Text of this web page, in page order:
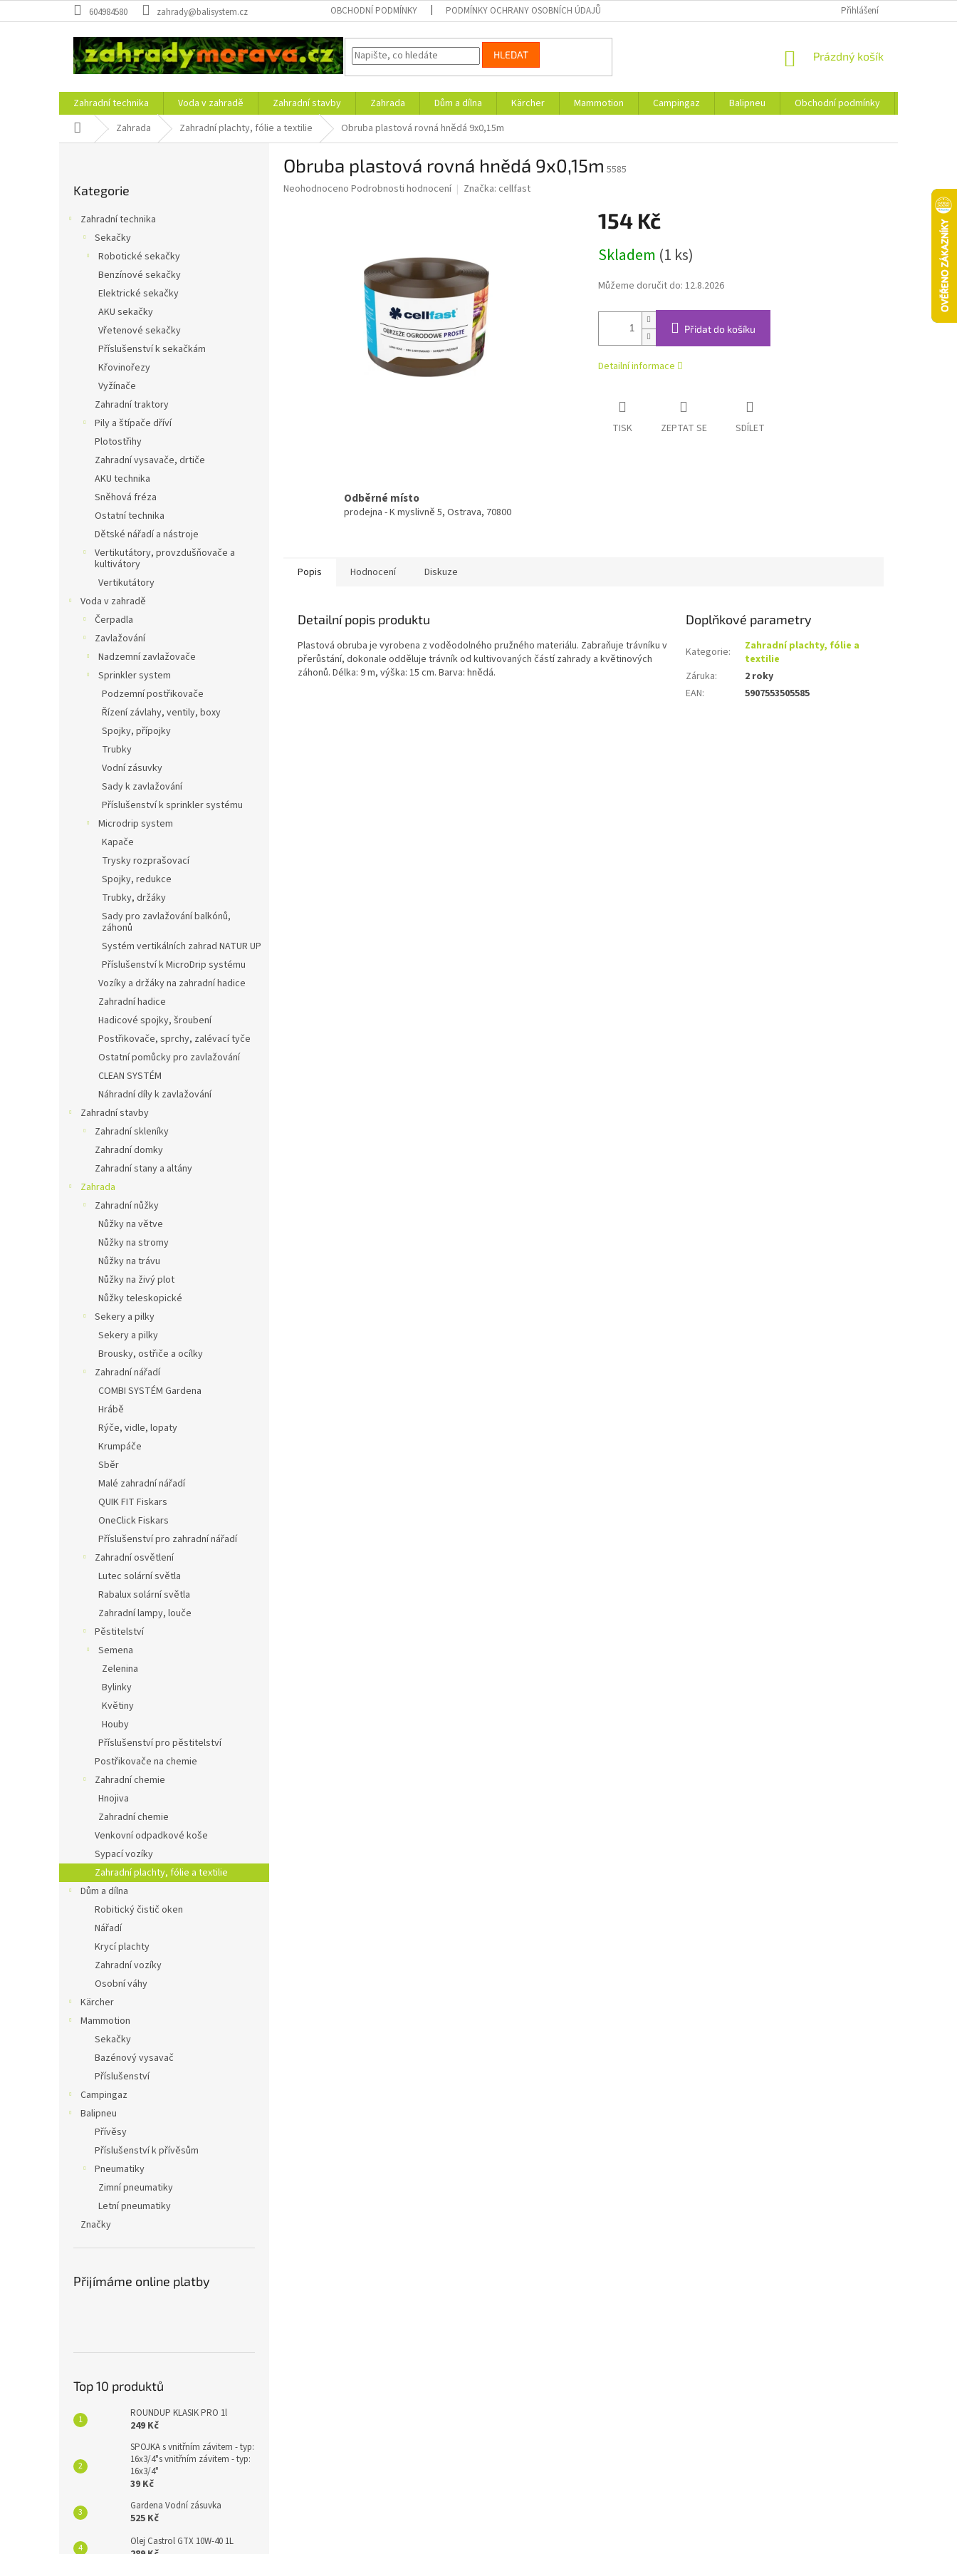
na
604984580 zahrady@balisystem.cz OBCHODNÍ PODMÍNKY PODMÍNKY OCHRANY OSOBNÍCH ÚDAJŮ Přihlášení
HLEDAT
NÁKUPNÍ
Prázdný košík
Zahradní technika Voda v zahradě Zahradní stavby Zahrada Dům a dílna Kärcher Mammotion Campingaz Balipneu Obchodní podmínky
Domů Zahrada Zahradní plachty, fólie a textilie Obruba plastová rovná hnědá 9x0,15m
kategorie
Kategorie
Zahradní technika
Sekačky
Robotické sekačky
Benzínové sekačky
Elektrické sekačky
AKU sekačky
Vřetenové sekačky
Příslušenství k sekačkám
Křovinořezy
Vyžínače
Zahradní traktory
Pily a štípače dříví
Plotostřihy
Zahradní vysavače, drtiče
AKU technika
Sněhová fréza
Ostatní technika
Dětské nářadí a nástroje
Vertikutátory, provzdušňovače a
kultivátory
Vertikutátory
Voda v zahradě
Čerpadla
Zavlažování
Nadzemní zavlažovače
Sprinkler system
Podzemní postřikovače
Řízení závlahy, ventily, boxy
Spojky, přípojky
Trubky
Vodní zásuvky
Sady k zavlažování
Příslušenství k sprinkler systému
Microdrip system
Kapače
Trysky rozprašovací
Spojky, redukce
Trubky, držáky
Sady pro zavlažování balkónů,
záhonů
Systém vertikálních zahrad NATUR UP
Příslušenství k MicroDrip systému
Vozíky a držáky na zahradní hadice
Zahradní hadice
Hadicové spojky, šroubení
Postřikovače, sprchy, zalévací tyče
Ostatní pomůcky pro zavlažování
CLEAN SYSTÉM
Náhradní díly k zavlažování
Zahradní stavby
Zahradní skleníky
Zahradní domky
Zahradní stany a altány
Zahrada
Zahradní nůžky
Nůžky na větve
Nůžky na stromy
Nůžky na trávu
Nůžky na živý plot
Nůžky teleskopické
Sekery a pilky
Sekery a pilky
Brousky, ostřiče a ocílky
Zahradní nářadí
COMBI SYSTÉM Gardena
Hrábě
Rýče, vidle, lopaty
Krumpáče
Sběr
Malé zahradní nářadí
QUIK FIT Fiskars
OneClick Fiskars
Příslušenství pro zahradní nářadí
Zahradní osvětlení
Lutec solární světla
Rabalux solární světla
Zahradní lampy, louče
Pěstitelství
Semena
Zelenina
Bylinky
Květiny
Houby
Příslušenství pro pěstitelství
Postřikovače na chemie
Zahradní chemie
Hnojiva
Zahradní chemie
Venkovní odpadkové koše
Sypací vozíky
Zahradní plachty, fólie a textilie
Dům a dílna
Robitický čistič oken
Nářadí
Krycí plachty
Zahradní vozíky
Osobní váhy
Kärcher
Mammotion
Sekačky
Bazénový vysavač
Příslušenství
Campingaz
Balipneu
Přívěsy
Příslušenství k přívěsům
Pneumatiky
Zimní pneumatiky
Letní pneumatiky
Značky
Přijímáme online platby
Top 10 produktů
ROUNDUP KLASIK PRO 1l
249 Kč
SPOJKA s vnitřním závitem - typ:
16x3/4"s vnitřním závitem - typ:
16x3/4"
39 Kč
Gardena Vodní zásuvka
525 Kč
Olej Castrol GTX 10W-40 1L
Obruba plastová rovná hnědá 9x0,15m 5585
Průměrné
Neohodnoceno Podrobnosti hodnocení Značka: cellfast
154 Kč
cena:
Skladem (1 ks)
Můžeme doručit do: 12.8.2026
Přidat do košíku
Detailní informace
TISK ZEPTAT SE SDÍLET
Odběrné místo
prodejna - K myslivně 5, Ostrava, 70800
Popis Hodnocení Diskuze
Detailní popis produktu
Plastová obruba je vyrobena z voděodolného pružného materiálu. Zabraňuje trávníku v
přerůstání, dokonale odděluje trávník od kultivovaných částí zahrady a květinových
záhonů. Délka: 9 m, výška: 15 cm. Barva: hnědá.
Doplňkové parametry
Kategorie:
Zahradní plachty, fólie a
textilie
Záruka:
2 roky
EAN: 5907553505585